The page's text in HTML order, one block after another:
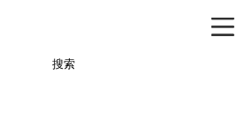
搜索